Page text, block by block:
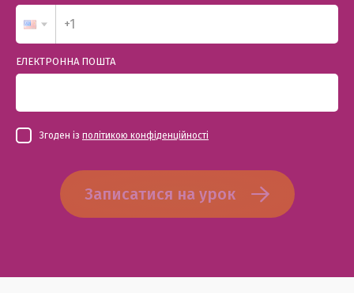
ЕЛЕКТРОННА ПОШТА
Згоден із політикою конфіденційності
Записатися на урок